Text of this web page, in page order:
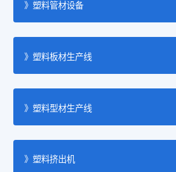
》塑料管材设备
》塑料板材生产线
》塑料型材生产线
》塑料挤出机